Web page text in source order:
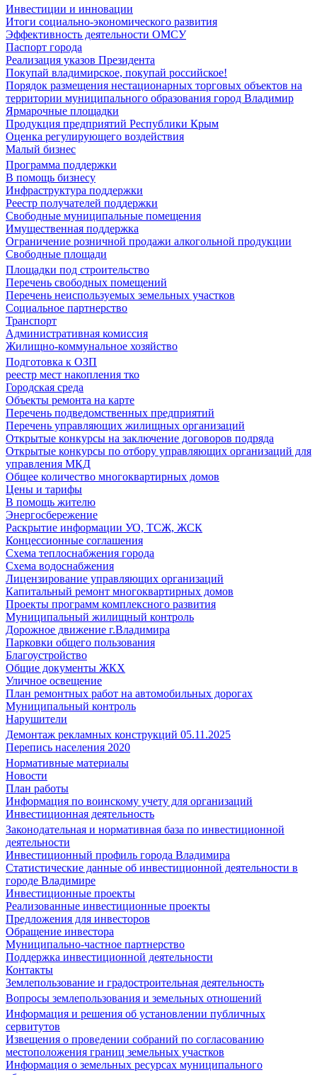
Инвестиции и инновации
Итоги социально-экономического развития
Эффективность деятельности ОМСУ
Паспорт города
Реализация указов Президента
Покупай владимирское, покупай российское!
Порядок размещения нестационарных торговых объектов на
территории муниципального образования город Владимир
Ярмарочные площадки
Продукция предприятий Республики Крым
Оценка регулирующего воздействия
Малый бизнес
Программа поддержки
В помощь бизнесу
Инфраструктура поддержки
Реестр получателей поддержки
Свободные муниципальные помещения
Имущественная поддержка
Ограничение розничной продажи алкогольной продукции
Свободные площади
Площадки под строительство
Перечень свободных помещений
Перечень неиспользуемых земельных участков
Социальное партнерство
Транспорт
Административная комиссия
Жилищно-коммунальное хозяйство
Подготовка к ОЗП
реестр мест накопления тко
Городская среда
Объекты ремонта на карте
Перечень подведомственных предприятий
Перечень управляющих жилищных организаций
Открытые конкурсы на заключение договоров подряда
Открытые конкурсы по отбору управляющих организаций для
управления МКД
Общее количество многоквартирных домов
Цены и тарифы
В помощь жителю
Энергосбережение
Раскрытие информации УО, ТСЖ, ЖСК
Концессионные соглашения
Схема теплоснабжения города
Схема водоснабжения
Лицензирование управляющих организаций
Капитальный ремонт многоквартирных домов
Проекты программ комплексного развития
Муниципальный жилищный контроль
Дорожное движение г.Владимира
Парковки общего пользования
Благоустройство
Общие документы ЖКХ
Уличное освещение
План ремонтных работ на автомобильных дорогах
Муниципальный контроль
Нарушители
Демонтаж рекламных конструкций 05.11.2025
Перепись населения 2020
Нормативные материалы
Новости
План работы
Информация по воинскому учету для организаций
Инвестиционная деятельность
Законодательная и нормативная база по инвестиционной
деятельности
Инвестиционный профиль города Владимира
Статистические данные об инвестиционной деятельности в
городе Владимире
Инвестиционные проекты
Реализованные инвестиционные проекты
Предложения для инвесторов
Обращение инвестора
Муниципально-частное партнерство
Поддержка инвестиционной деятельности
Контакты
Землепользование и градостроительная деятельность
Вопросы землепользования и земельных отношений
Информация и решения об установлении публичных
сервитутов
Извещения о проведении собраний по согласованию
местоположения границ земельных участков
Информация о земельных ресурсах муниципального